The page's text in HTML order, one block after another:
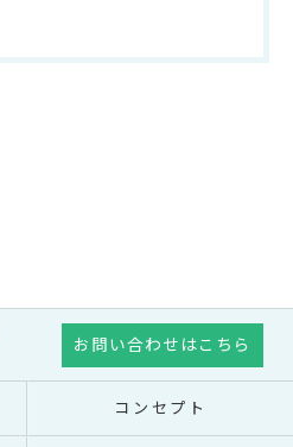
お問い合わせはこちら
コンセプト